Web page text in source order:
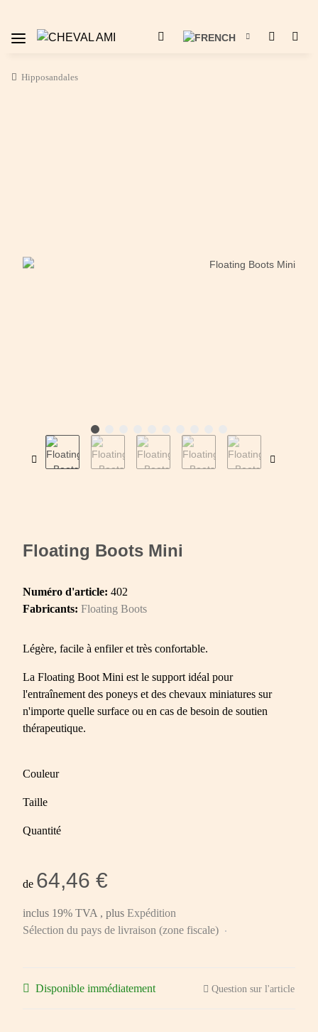
Hipposandales
Floating Boots Mini
Numéro d'article: 402
Fabricants: Floating Boots
Légère, facile à enfiler et très confortable.
La Floating Boot Mini est le support idéal pour
l'entraînement des poneys et des chevaux miniatures sur
n'importe quelle surface ou en cas de besoin de soutien
thérapeutique.
Couleur
Taille
Quantité
de 64,46 €
inclus 19% TVA , plus Expédition
Sélection du pays de livraison (zone fiscale)
Disponible immédiatement Question sur l'article